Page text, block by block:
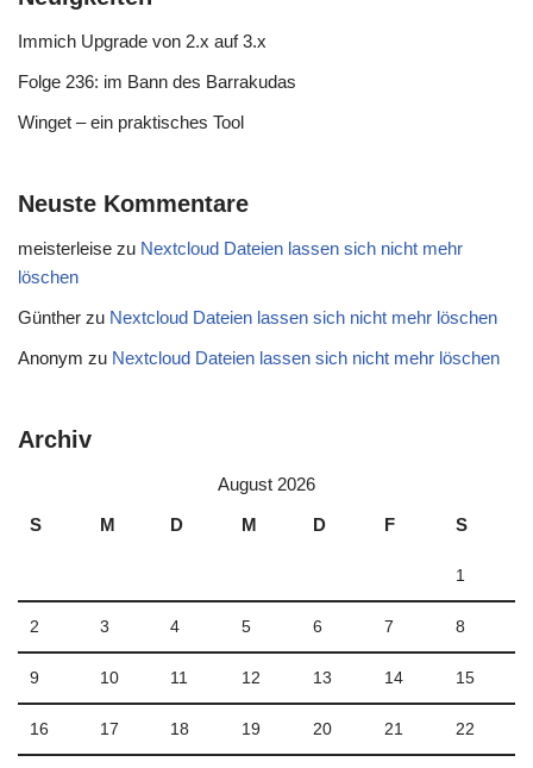
Immich Upgrade von 2.x auf 3.x
Folge 236: im Bann des Barrakudas
Winget – ein praktisches Tool
Neuste Kommentare
meisterleise zu Nextcloud Dateien lassen sich nicht mehr
löschen
Günther zu Nextcloud Dateien lassen sich nicht mehr löschen
Anonym zu Nextcloud Dateien lassen sich nicht mehr löschen
Archiv
August 2026
S
M D M D F S
1
2 3 4 5 6 7 8
9 10 11 12 13 14 15
16 17 18 19 20 21 22